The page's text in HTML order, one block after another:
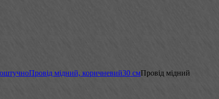
Провід мідний, коричневий30 смПровід мідний